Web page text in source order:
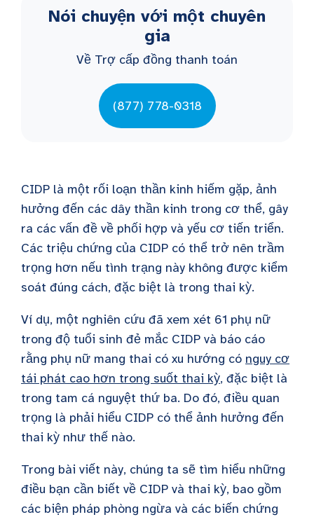
Nói chuyện với một chuyên
gia
Về Trợ cấp đồng thanh toán
(877) 778-0318
CIDP là một rối loạn thần kinh hiếm gặp, ảnh
hưởng đến các dây thần kinh trong cơ thể, gây
ra các vấn đề về phối hợp và yếu cơ tiến triển.
Các triệu chứng của CIDP có thể trở nên trầm
trọng hơn nếu tình trạng này không được kiểm
soát đúng cách, đặc biệt là trong thai kỳ.
Ví dụ, một nghiên cứu đã xem xét 61 phụ nữ
trong độ tuổi sinh đẻ mắc CIDP và báo cáo
rằng phụ nữ mang thai có xu hướng có nguy cơ
tái phát cao hơn trong suốt thai kỳ, đặc biệt là
trong tam cá nguyệt thứ ba. Do đó, điều quan
trọng là phải hiểu CIDP có thể ảnh hưởng đến
thai kỳ như thế nào.
Trong bài viết này, chúng ta sẽ tìm hiểu những
điều bạn cần biết về CIDP và thai kỳ, bao gồm
các biện pháp phòng ngừa và các biến chứng